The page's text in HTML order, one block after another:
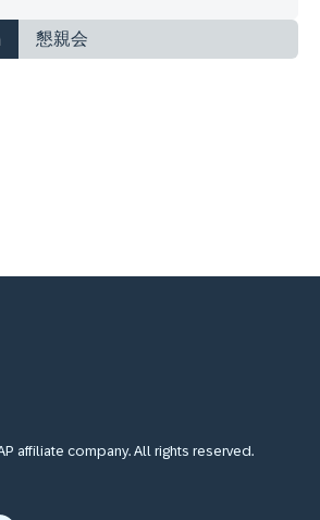
懇親会
affiliate company. All rights reserved.